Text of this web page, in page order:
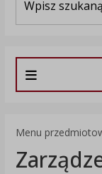
Menu